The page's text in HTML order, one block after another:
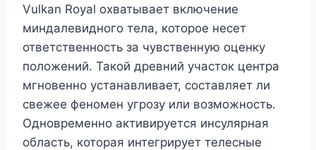
Vulkan Royal охватывает включение
миндалевидного тела, которое несет
ответственность за чувственную оценку
положений. Такой древний участок центра
мгновенно устанавливает, составляет ли
свежее феномен угрозу или возможность.
Одновременно активируется инсулярная
область, которая интегрирует телесные